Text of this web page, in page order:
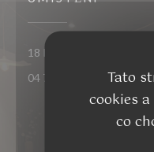
Tato
cookies
co
18 Rue du Docteur
04 75 48 45 65